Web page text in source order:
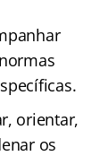
orientar,
os